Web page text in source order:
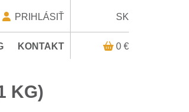
PRIHLÁSIŤ
KONTAKT
SK
0 €
KG)